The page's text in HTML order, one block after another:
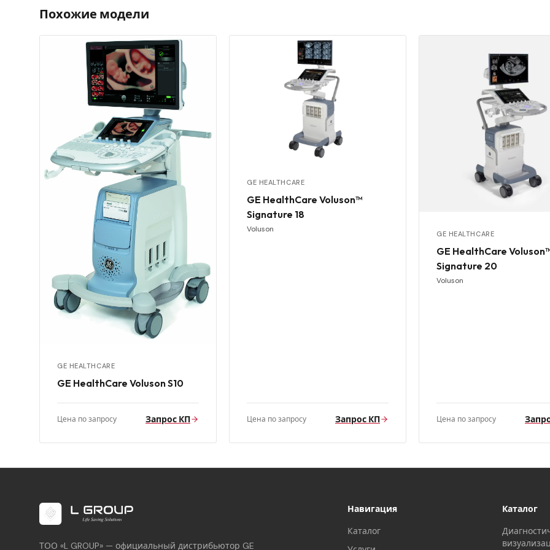
Похожие модели
GE HEALTHCARE
GE HealthCare Voluson S10
Цена по запросу Запрос КП
GE HEALTHCARE
GE HealthCare Voluson™
Signature 18
Voluson
Цена по запросу Запрос КП
GE HEALTHCARE
GE HealthCare
Signature 20
Voluson
Цена по запросу
ТОО «L GROUP» — официальный дистрибьютор GE
Навигация
Каталог
Каталог